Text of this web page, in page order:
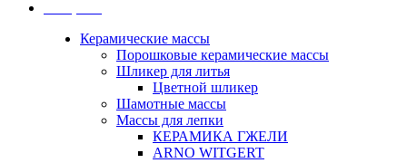
Керамические массы
Порошковые керамические массы
Шликер для литья
Цветной шликер
Шамотные массы
Массы для лепки
КЕРАМИКА ГЖЕЛИ
ARNO WITGERT